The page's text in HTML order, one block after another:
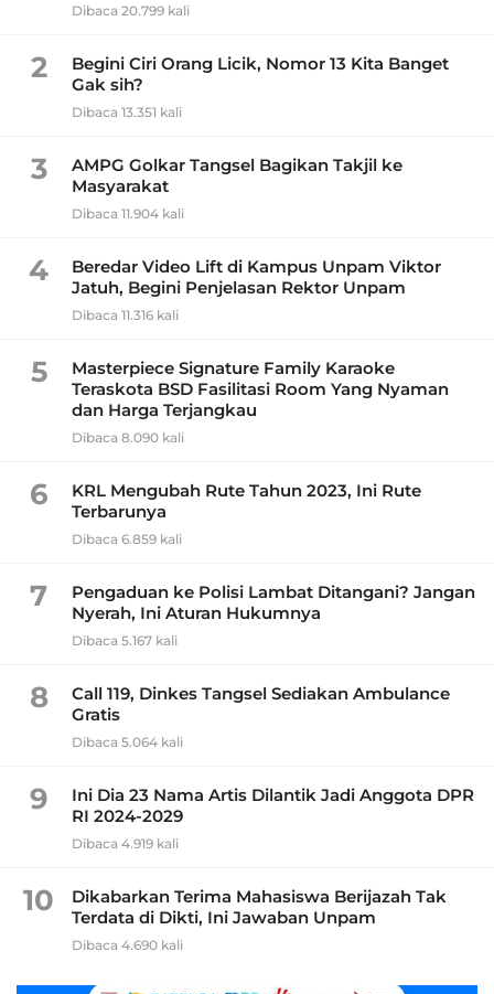
Dibaca 20.799 kali
2
Begini Ciri Orang Licik, Nomor 13 Kita Banget
Gak sih?
Dibaca 13.351 kali
3
AMPG Golkar Tangsel Bagikan Takjil ke
Masyarakat
Dibaca 11.904 kali
4
Beredar Video Lift di Kampus Unpam Viktor
Jatuh, Begini Penjelasan Rektor Unpam
Dibaca 11.316 kali
5
Masterpiece Signature Family Karaoke
Teraskota BSD Fasilitasi Room Yang Nyaman
dan Harga Terjangkau
Dibaca 8.090 kali
6
KRL Mengubah Rute Tahun 2023, Ini Rute
Terbarunya
Dibaca 6.859 kali
7
Pengaduan ke Polisi Lambat Ditangani? Jangan
Nyerah, Ini Aturan Hukumnya
Dibaca 5.167 kali
8
Call 119, Dinkes Tangsel Sediakan Ambulance
Gratis
Dibaca 5.064 kali
9
Ini Dia 23 Nama Artis Dilantik Jadi Anggota DPR
RI 2024-2029
Dibaca 4.919 kali
10
Dikabarkan Terima Mahasiswa Berijazah Tak
Terdata di Dikti, Ini Jawaban Unpam
Dibaca 4.690 kali